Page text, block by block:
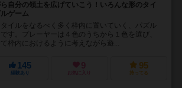
自分の領土を広げていこう！いろんな形のタイ
ゲーム
イルをなるべく多く枠内に置いていく、パズル
す。プレーヤーは４色のうちから１色を選び、
枠内におけるように考えながら遊...
145
経験あり
9
お気に入り
95
持ってる